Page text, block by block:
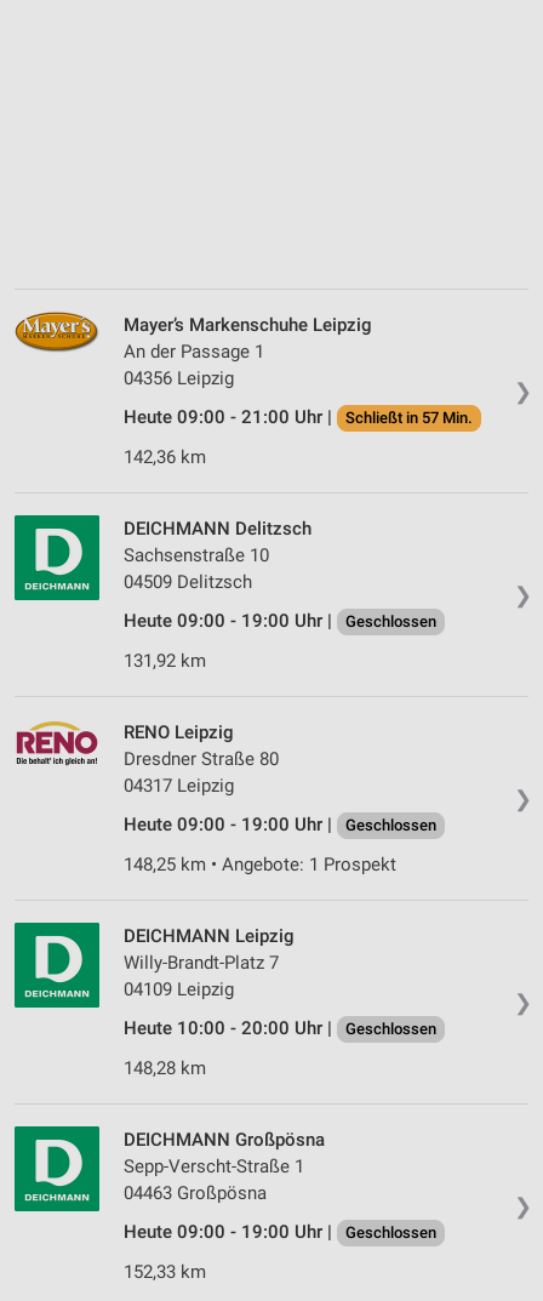
❯
Mayer’s Markenschuhe Leipzig
An der Passage 1
04356 Leipzig
Heute 09:00 - 21:00 Uhr |
Schließt in 57 Min.
142,36 km
❯
DEICHMANN Delitzsch
Sachsenstraße 10
04509 Delitzsch
Heute 09:00 - 19:00 Uhr |
Geschlossen
131,92 km
❯
RENO Leipzig
Dresdner Straße 80
04317 Leipzig
Heute 09:00 - 19:00 Uhr |
Geschlossen
148,25 km • Angebote: 1 Prospekt
❯
DEICHMANN Leipzig
Willy-Brandt-Platz 7
04109 Leipzig
Heute 10:00 - 20:00 Uhr |
Geschlossen
148,28 km
❯
DEICHMANN Großpösna
Sepp-Verscht-Straße 1
04463 Großpösna
Heute 09:00 - 19:00 Uhr |
Geschlossen
152,33 km